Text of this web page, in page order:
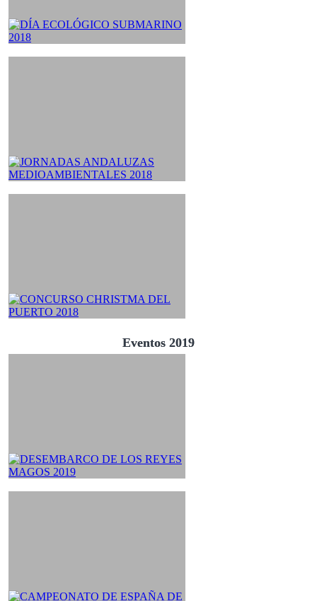
Eventos 2019